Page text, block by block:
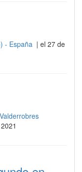
- España | el 27 de
Valderrobres